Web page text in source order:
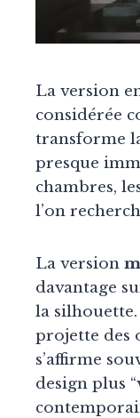
La version
considérée
transforme
presque
chambres,
l’on
La version
davantage
la
projette des
s’affirme
design plus